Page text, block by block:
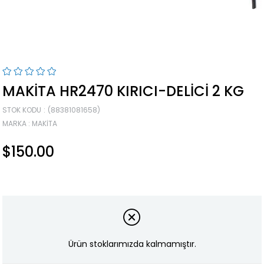
MAKITA HR2470 KIRICI-DELICI 2 KG
STOK KODU
(88381081658)
MARKA : MAKITA
$150.00
Ürün stoklarımızda kalmamıştır.